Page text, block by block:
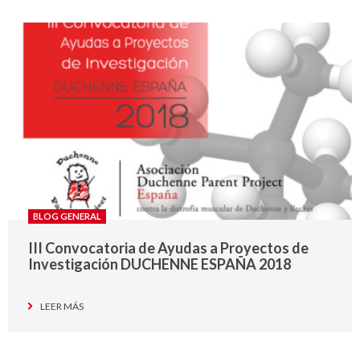
BLOG GENERAL
III Convocatoria de Ayudas a Proyectos de
Investigación DUCHENNE ESPAÑA 2018
LEER MÁS